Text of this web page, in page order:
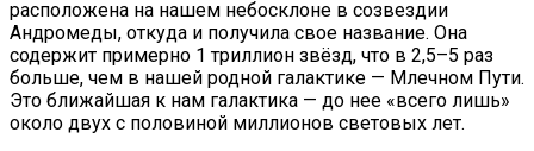
расположена на нашем небосклоне в созвездии
Андромеды, откуда и получила свое название. Она
содержит примерно 1 триллион звёзд, что в 2,5–5 раз
больше, чем в нашей родной галактике — Млечном Пути.
Это ближайшая к нам галактика — до нее «всего лишь»
около двух с половиной миллионов световых лет.